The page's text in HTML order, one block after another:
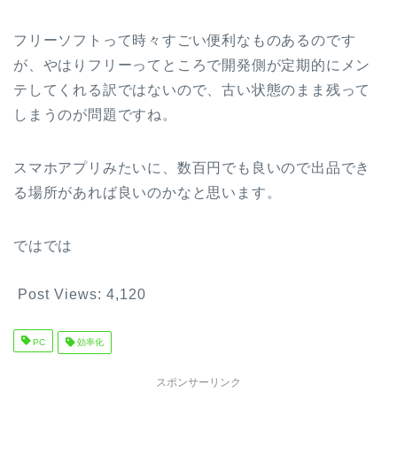
フリーソフトって時々すごい便利なものあるのです
が、やはりフリーってところで開発側が定期的にメン
テしてくれる訳ではないので、古い状態のまま残って
しまうのが問題ですね。
スマホアプリみたいに、数百円でも良いので出品でき
る場所があれば良いのかなと思います。
ではでは
Post Views: 4,120
PC 効率化
スポンサーリンク